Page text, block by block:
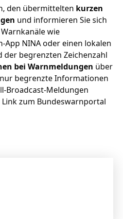
den übermittelten kurzen
und informieren Sie sich
wie
App NINA oder einen lokalen
der begrenzten Zeichenzahl
bei Warnmeldungen über
begrenzte Informationen
Broadcast-Meldungen
zum Bundeswarnportal